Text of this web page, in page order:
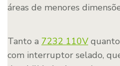
áreas de menores
Tanto a 7232 110V
com interruptor selado,